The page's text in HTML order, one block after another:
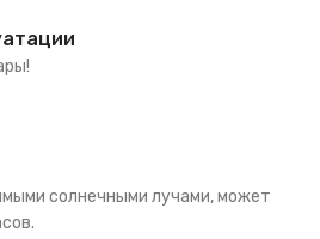
солнечными лучами, может